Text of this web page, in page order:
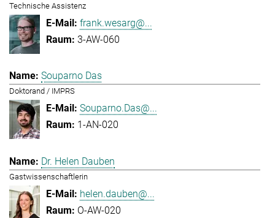
Technische Assistenz
frank.wesarg@...
3-AW-060
Souparno Das
Doktorand / IMPRS
Souparno.Das@...
1-AN-020
Dr. Helen Dauben
Gastwissenschaftlerin
helen.dauben@...
O-AW-020